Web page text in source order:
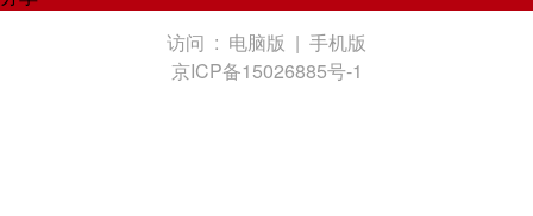
访问 : 电脑版 | 手机版
京ICP备15026885号-1